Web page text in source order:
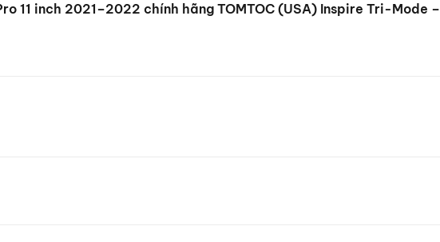
11 inch 2021–2022 chính hãng TOMTOC (USA) Inspire Tri-Mode –